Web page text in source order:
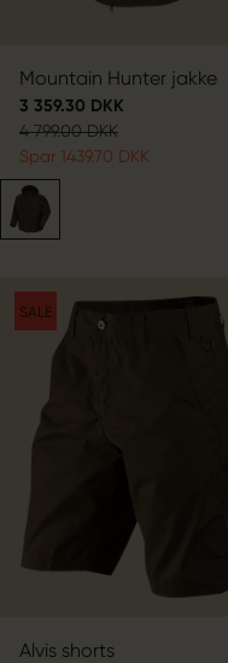
Mountain Hunter jakke
3 359.30 DKK
4 799.00 DKK
Spar 1439.70 DKK
SALE
Alvis shorts